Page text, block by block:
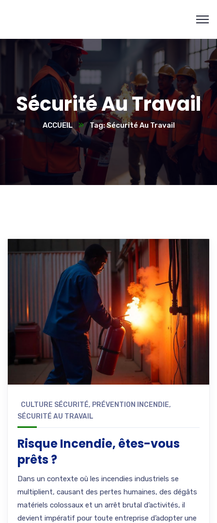
Sécurité Au Travail
ACCUEIL Tag: Sécurité Au Travail
CULTURE SÉCURITÉ, PRÉVENTION INCENDIE,
SÉCURITÉ AU TRAVAIL
Risque Incendie, êtes-vous
prêts ?
Dans un contexte où les incendies industriels se
multiplient, causant des pertes humaines, des dégâts
matériels colossaux et un arrêt brutal d’activités, il
devient impératif pour toute entreprise d’adopter une